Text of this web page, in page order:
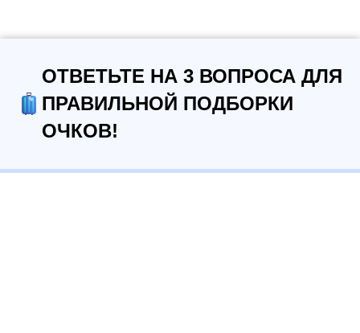
ОТВЕТЬТЕ НА 3 ВОПРОСА ДЛЯ
ПРАВИЛЬНОЙ ПОДБОРКИ
ОЧКОВ!